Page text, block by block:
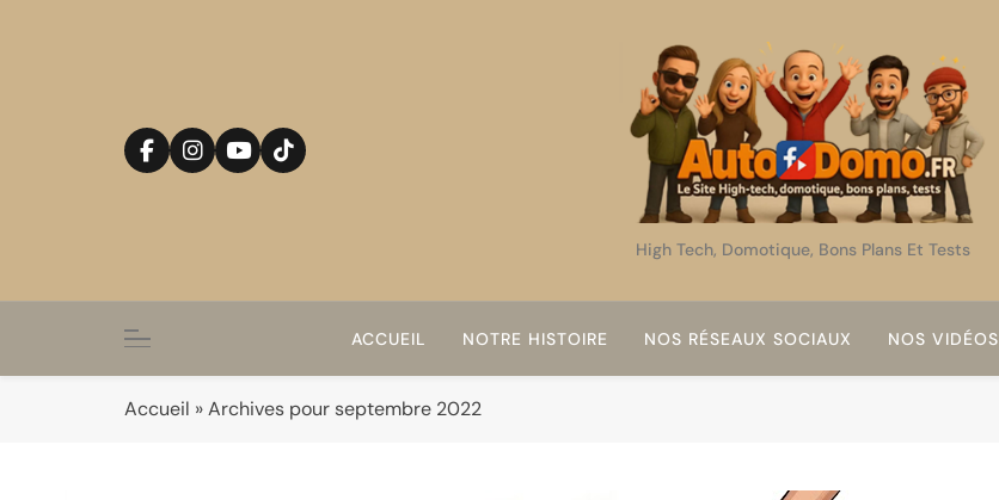
AutoDomo
High Tech, Domotique, Bons Plans Et Tests
ACCUEIL NOTRE HISTOIRE NOS RÉSEAUX SOCIAUX NOS VIDÉOS
Accueil »Archives pour septembre 2022